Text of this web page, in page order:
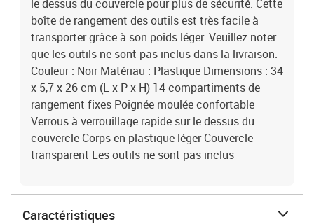
le dessus du couvercle pour plus de sécurité. Cette
boîte de rangement des outils est très facile à
transporter grâce à son poids léger. Veuillez noter
que les outils ne sont pas inclus dans la livraison.
Couleur : Noir Matériau : Plastique Dimensions : 34
x 5,7 x 26 cm (L x P x H) 14 compartiments de
rangement fixes Poignée moulée confortable
Verrous à verrouillage rapide sur le dessus du
couvercle Corps en plastique léger Couvercle
transparent Les outils ne sont pas inclus
Caractéristiques